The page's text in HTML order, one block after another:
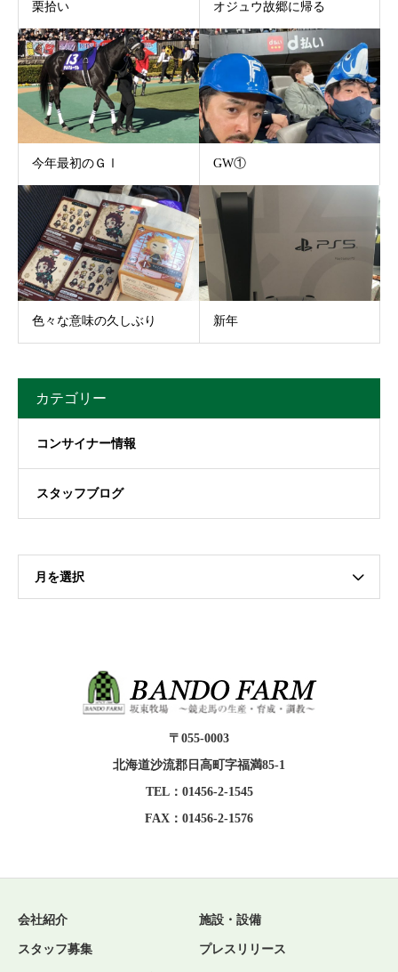
栗拾い オジュウ故郷に帰る
今年最初のＧⅠ GW①
色々な意味の久しぶり 新年
カテゴリー
コンサイナー情報
スタッフブログ
月を選択
〒055-0003
北海道沙流郡日高町字福満85-1
TEL：01456-2-1545
FAX：01456-2-1576
会社紹介 施設・設備
スタッフ募集 プレスリリース